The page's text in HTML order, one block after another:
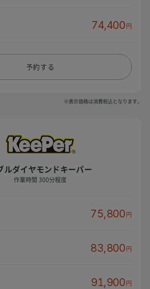
74,400円
予約する
※表示価格は消費税込となります。
ルダイヤモンドキーパー
作業時間 300分程度
75,800円
83,800円
91,900円